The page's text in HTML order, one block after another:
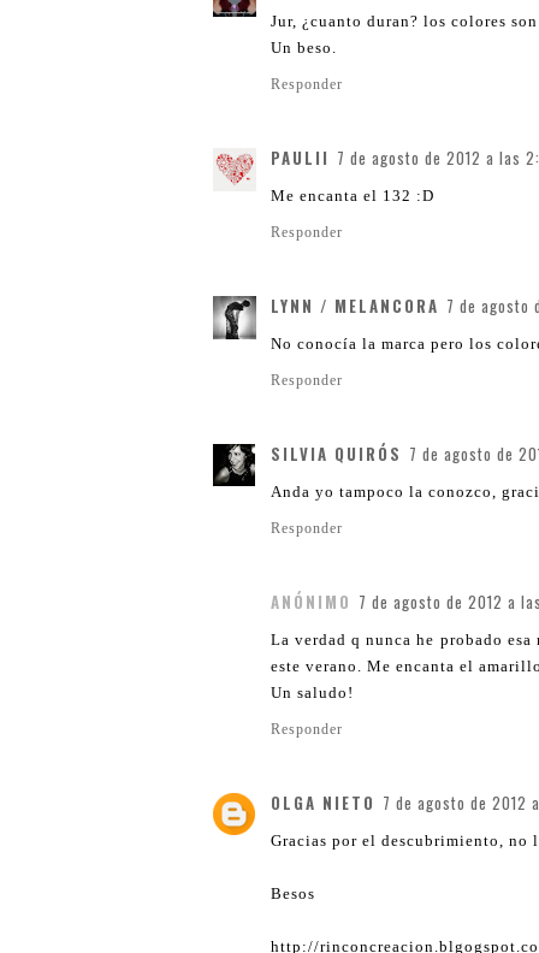
Jur, ¿cuanto duran? los colores
Un beso.
Responder
PAULII 7 de agosto de 2012 a las
Me encanta el 132 :D
Responder
LYNN / MELANCORA 7 de agosto
No conocía la marca pero los
Responder
SILVIA QUIRÓS 7 de agosto de
Anda yo tampoco la conozco,
Responder
ANÓNIMO 7 de agosto de 2012 a
La verdad q nunca he probado
este verano. Me encanta el
Un saludo!
Responder
OLGA NIETO 7 de agosto de 2012
Gracias por el descubrimiento, no
Besos
http://